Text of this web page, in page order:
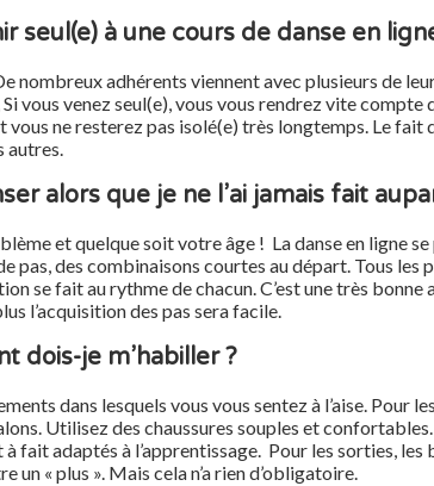
seul(e) à une cours de danse en
nombreux adhé­rents viennent avec plusieurs de
vous venez seul(e), vous vous rendrez vite compte
vous ne resterez pas isolé(e) très longtemps. Le fait
autres.
alors que je ne l’ai jamais fait
et quelque soit votre âge ! La danse en ligne
pas, des combinaisons courtes au départ. Tous les
se fait au rythme de chacun. C’est une très
l’acquisition des pas sera facile.
dois-je m’habiller ?
dans lesquels vous vous sentez à l’aise. Pour
Utilisez des chaussures souples et confortables.
fait adaptés à l’apprentissage. Pour les sorties,
un « plus ». Mais cela n’a rien d’obligatoire.